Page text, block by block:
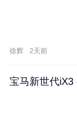
徐辉 2天前
宝马新世代